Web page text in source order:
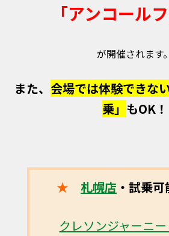
「アンコール
が開催されます。
また、 会場では体験できな
乗」 もOK！
★ 札幌店 ・試乗
クレソンジャーニ